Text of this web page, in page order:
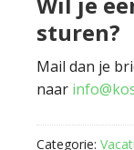
sturen?
Mail dan je
naar
Categorie: